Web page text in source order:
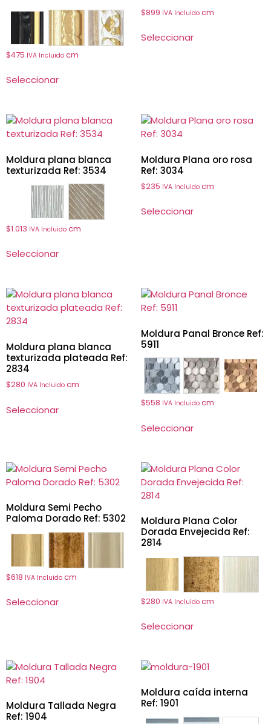
6100 6102 6108
$475 IVA Incluido cm
Seleccionar
$899 IVA Incluidocm
Seleccionar
Moldura plana blanca
texturizada Ref: 3534
3534 3535
$1.013 IVA Incluido cm
Seleccionar
Moldura Plana oro rosa
Ref: 3034
$235 IVA Incluidocm
Seleccionar
Moldura plana blanca
texturizada plateada Ref:
2834
$280 IVA Incluido cm
Seleccionar
Moldura Panal Bronce Ref:
5911
5903 5909 5911
$558 IVA Incluidocm
Seleccionar
Moldura Semi Pecho
Paloma Dorado Ref: 5302
5314
$618 IVA Incluido cm
Seleccionar
Moldura Plana Color
Dorada Envejecida Ref:
2814
2802 2814
$280 IVA Incluidocm
Seleccionar
Moldura Tallada Negra
Ref: 1904
Moldura caída interna
Ref: 1901